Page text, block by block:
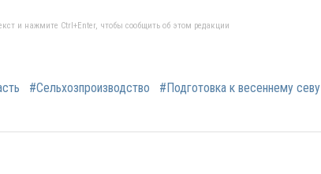
и нажмите Ctrl+Enter, чтобы сообщить об этом редакции
#Сельхозпроизводство #Подготовка к весеннему севу